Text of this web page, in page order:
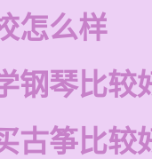
怎么样
钢琴比较
古筝比较